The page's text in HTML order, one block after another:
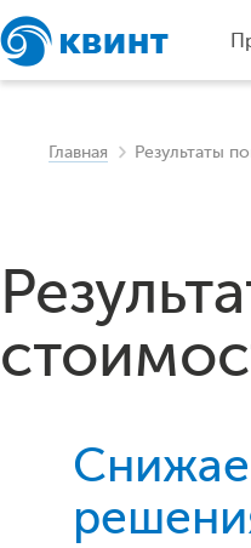
Главная Результаты